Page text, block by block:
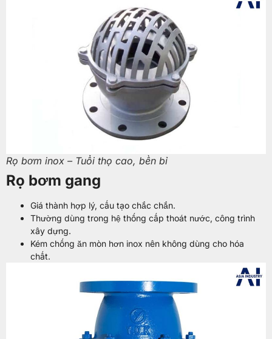
Rọ bơm inox – Tuổi thọ cao, bền bỉ
Rọ bơm gang
Giá thành hợp lý, cấu tạo chắc chắn.
Thường dùng trong hệ thống cấp thoát nước, công trình
xây dựng.
Kém chống ăn mòn hơn inox nên không dùng cho hóa
chất.